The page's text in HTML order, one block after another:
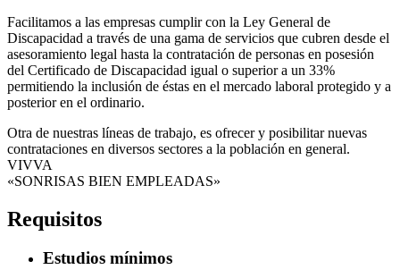
Facilitamos a las empresas cumplir con la Ley General de
Discapacidad a través de una gama de servicios que cubren desde el
asesoramiento legal hasta la contratación de personas en posesión
del Certificado de Discapacidad igual o superior a un 33%
permitiendo la inclusión de éstas en el mercado laboral protegido y a
posterior en el ordinario.
Otra de nuestras líneas de trabajo, es ofrecer y posibilitar nuevas
contrataciones en diversos sectores a la población en general.
VIVVA
«SONRISAS BIEN EMPLEADAS»
Requisitos
Estudios mínimos